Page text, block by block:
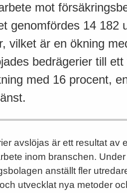
mot
genomfördes 14 182
vilket är en ökning
bedrägerier till
med 16 procent,
avslöjas är ett resultat av
inom branschen.
anställt fler
utvecklat nya metoder